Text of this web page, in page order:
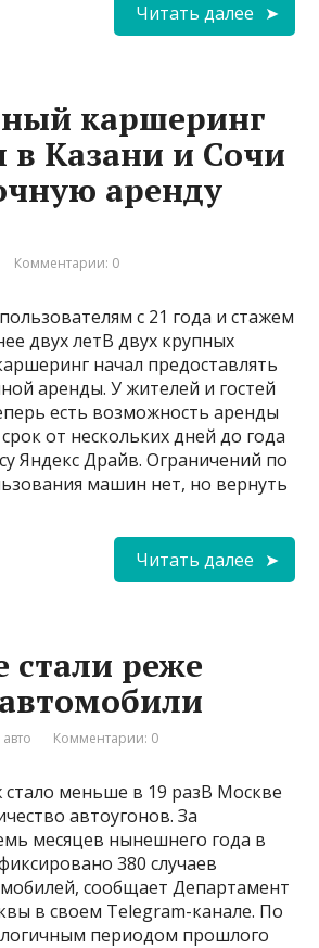
Читать далее
каршеринг
в Казани и Сочи
аренду
Комментарии: 0
с 21 года и стажем
двух летВ двух крупных
начал предоставлять
аренды. У жителей и гостей
есть возможность аренды
от нескольких дней до года
Яндекс Драйв. Ограничений по
машин нет, но вернуть
Читать далее
стали реже
Комментарии: 0
стало меньше в 19 разВ Москве
автоугонов. За
месяцев нынешнего года в
380 случаев
сообщает Департамент
в своем Telegram-канале. По
периодом прошлого